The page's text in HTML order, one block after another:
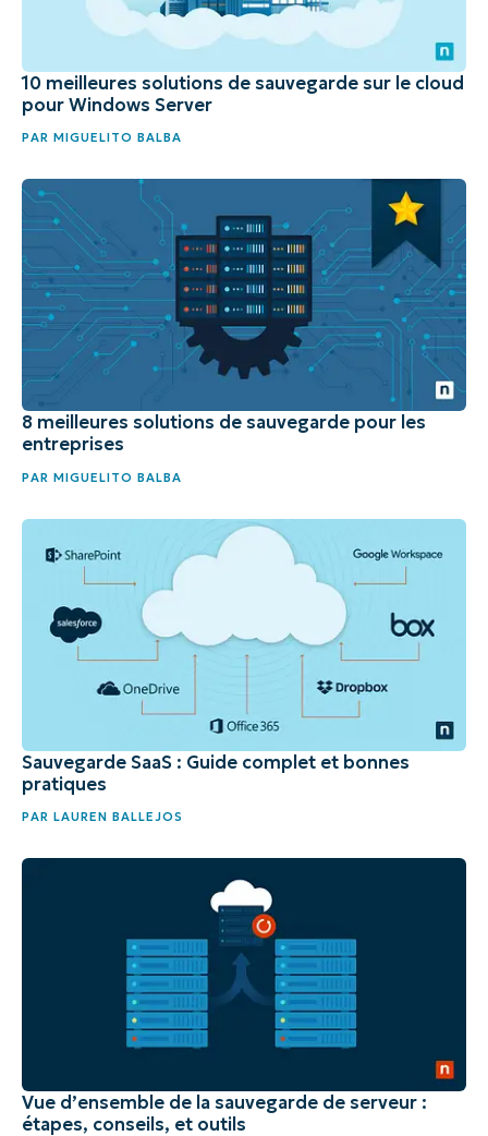
10 meilleures solutions de sauvegarde sur le cloud
pour Windows Server
PAR MIGUELITO BALBA
8 meilleures solutions de sauvegarde pour les
entreprises
PAR MIGUELITO BALBA
Sauvegarde SaaS : Guide complet et bonnes
pratiques
PAR LAUREN BALLEJOS
Vue d’ensemble de la sauvegarde de serveur :
étapes, conseils, et outils